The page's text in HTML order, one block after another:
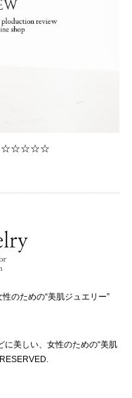
ー☆☆☆☆☆
のための“美肌ジュエリー”
美しい、女性のための“美肌